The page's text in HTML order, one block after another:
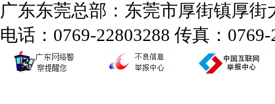
广东东莞总部：东莞市厚街镇厚
电话：0769-22803288 传真：0769-